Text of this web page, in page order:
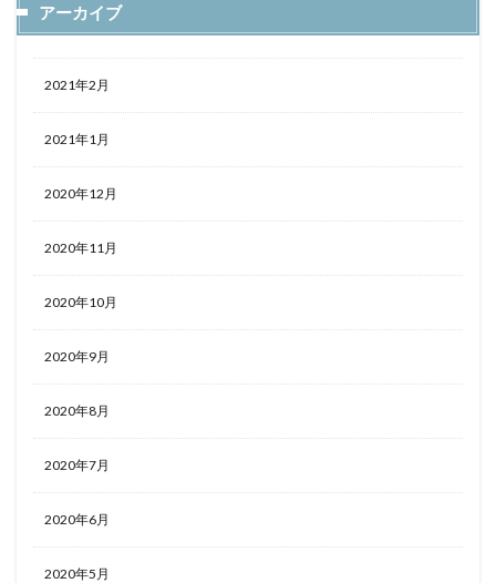
アーカイブ
2021年2月
2021年1月
2020年12月
2020年11月
2020年10月
2020年9月
2020年8月
2020年7月
2020年6月
2020年5月